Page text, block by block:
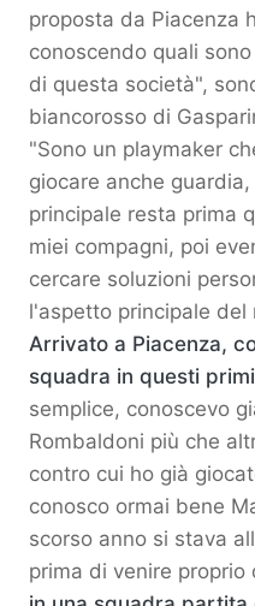
proposta da Piacenza
conoscendo quali
di questa società",
biancorosso di
"Sono un playmaker
giocare anche
principale resta prima
miei compagni, poi
cercare soluzioni
l'aspetto principale del
Arrivato a Piacenza,
squadra in questi
semplice, conoscevo
Rombaldoni più che
contro cui ho già
conosco ormai bene
scorso anno si stava
prima di venire proprio